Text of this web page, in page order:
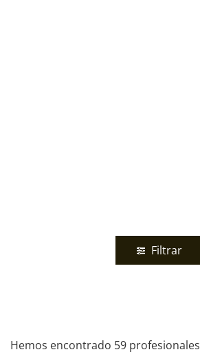
Filtrar
Hemos encontrado 59 profesionales